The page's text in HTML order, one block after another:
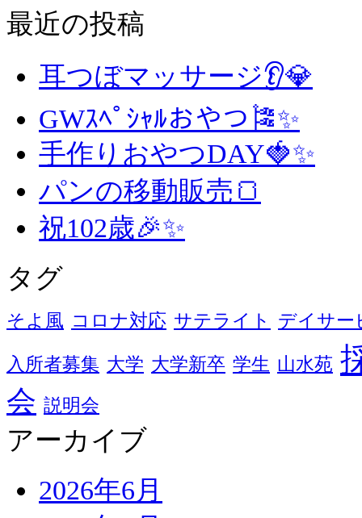
最近の投稿
耳つぼマッサージ👂💎
GWｽﾍﾟｼｬﾙおやつ🎏✨
手作りおやつDAY🍓✨
パンの移動販売🍞
祝102歳🎉✨
タグ
そよ風 コロナ対応 サテライト デイサー
入所者募集 大学 大学新卒 学生 山水苑
会 説明会
アーカイブ
2026年6月